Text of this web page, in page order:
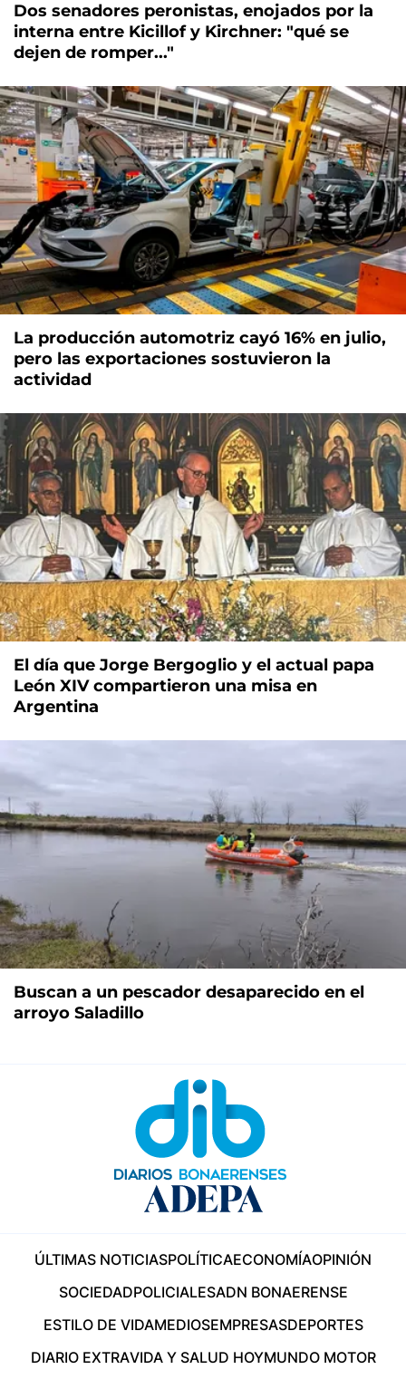
Dos senadores peronistas, enojados por la
interna entre Kicillof y Kirchner: "qué se
dejen de romper..."
La producción automotriz cayó 16% en julio,
pero las exportaciones sostuvieron la
actividad
El día que Jorge Bergoglio y el actual papa
León XIV compartieron una misa en
Argentina
Buscan a un pescador desaparecido en el
arroyo Saladillo
ÚLTIMAS NOTICIASPOLÍTICAECONOMÍAOPINIÓN
SOCIEDADPOLICIALESADN BONAERENSE
ESTILO DE VIDAMEDIOSEMPRESASDEPORTES
DIARIO EXTRAVIDA Y SALUD HOYMUNDO MOTOR